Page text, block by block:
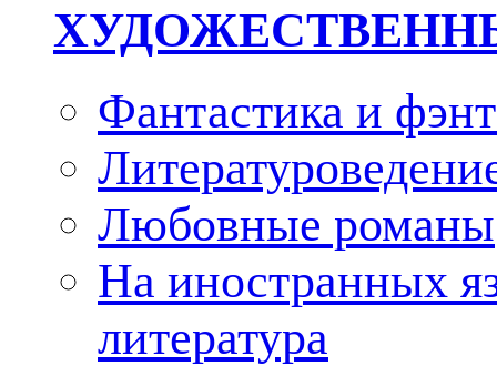
Фантастика и
Любовные романы
На иностранных
литература